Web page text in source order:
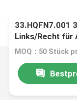
33.HQFN7.001
Links/Recht für